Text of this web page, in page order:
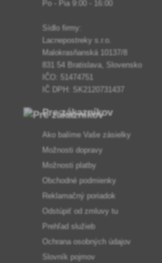
Po - Pia 9:00 - 16:00
Sídlo firmy:
Lacnepostreky s.r.o.
Malokrasňanská 10137/8
831 54 Bratislava, Slovensko
IČO: 51474751
IČ DPH: SK2120731437
Pre zákazníkov
Ako balíme Vaše zásielky
Možnosti dopravy
Možnosti platby
Obchodné podmienky
Reklamačný poriadok
Odstúpiť od zmluvy tu
Prehľad služieb
Ochrana osobných údajov
Slovník pojmov